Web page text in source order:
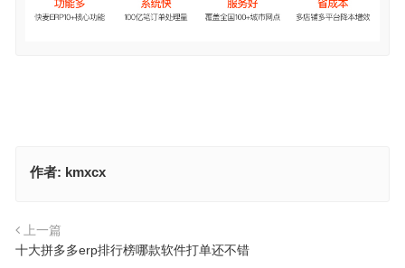
作者: kmxcx
上一篇
十大拼多多erp排行榜哪款软件打单还不错